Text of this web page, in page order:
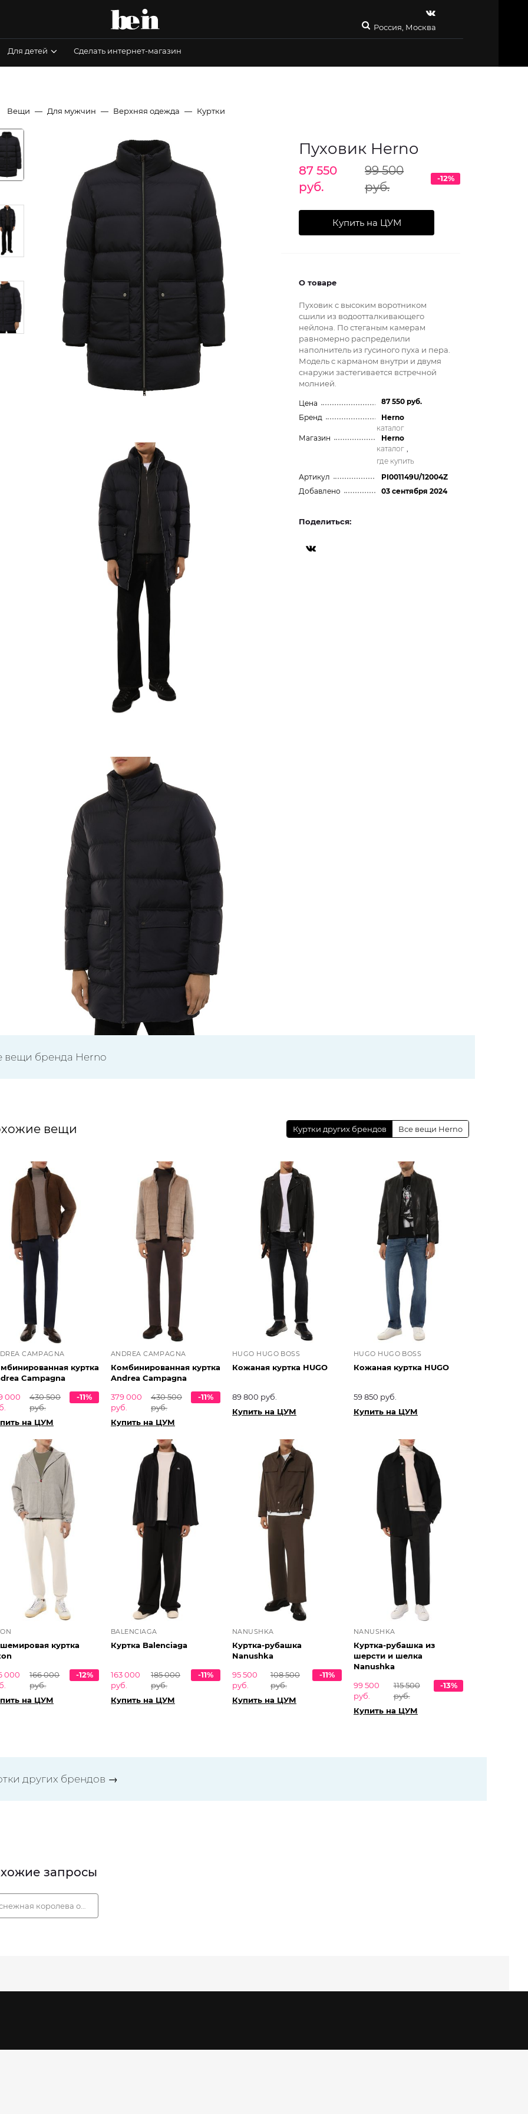
Россия, Москва
Для детей Сделать интернет-магазин
Вещи Для мужчин Верхняя одежда Куртки
Пуховик Herno
87 550
руб.
99 500
руб.
-12%
Купить на ЦУМ
О товаре
Пуховик с высоким воротником
сшили из водоотталкивающего
нейлона. По стеганым камерам
равномерно распределили
наполнитель из гусиного пуха и пера.
Модель с карманом внутри и двумя
снаружи застегивается встречной
молнией.
Цена
87 550 руб.
Бренд
Herno
каталог
Магазин
Herno
каталог ,
где купить
Артикул
PI001149U/12004Z
Добавлено
03 сентября 2024
Поделиться:
вещи бренда Herno
вещи Куртки других брендов Все вещи Herno
CAMPAGNA
куртка
Campagna
000
430 500
руб.
-11%
на ЦУМ
ANDREA CAMPAGNA
Комбинированная куртка
Andrea Campagna
379 000
руб.
430 500
руб.
-11%
Купить на ЦУМ
HUGO HUGO BOSS
Кожаная куртка HUGO
89 800 руб.
Купить на ЦУМ
HUGO HUGO BOSS
Кожаная куртка HUGO
59 850 руб.
Купить на ЦУМ
куртка
000
166 000
руб.
-12%
на ЦУМ
BALENCIAGA
Куртка Balenciaga
163 000
руб.
185 000
руб.
-11%
Купить на ЦУМ
NANUSHKA
Куртка-рубашка
Nanushka
95 500
руб.
108 500
руб.
-11%
Купить на ЦУМ
NANUSHKA
Куртка-рубашка из
шерсти и шелка
Nanushka
99 500
руб.
115 500
руб.
-13%
Купить на ЦУМ
других брендов →
запросы
королева официальный сайт интернет